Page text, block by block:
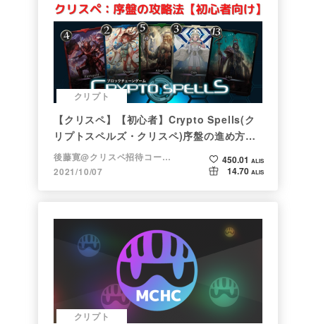
クリプト
【クリスペ】【初心者】Crypto Spells(ク
リプトスペルズ・クリスペ)序盤の進め方
【NFTゲーム】
後藤寛@クリスペ招待コード→LHiH
2021/10/07
450.01 ALIS
14.70 ALIS
クリプト